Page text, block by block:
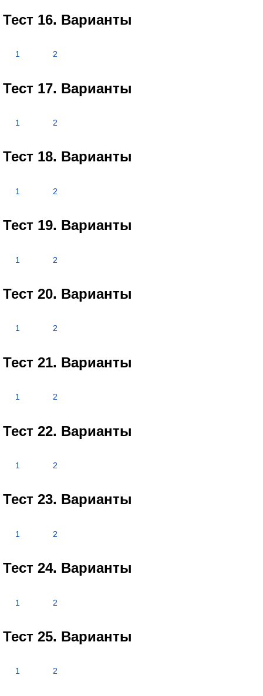
Тест 16. Варианты
1 2
Тест 17. Варианты
1 2
Тест 18. Варианты
1 2
Тест 19. Варианты
1 2
Тест 20. Варианты
1 2
Тест 21. Варианты
1 2
Тест 22. Варианты
1 2
Тест 23. Варианты
1 2
Тест 24. Варианты
1 2
Тест 25. Варианты
1 2